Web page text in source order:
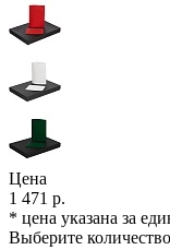
Цена
1 471 р.
* цена указана за
Выберите